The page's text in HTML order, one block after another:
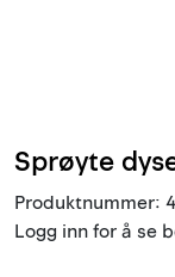
Sprøyte
Produktnummer:
Logg inn for å se
Trelast og finer
Vanntetting